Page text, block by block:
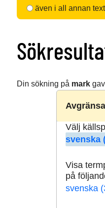
även i all annan text
Din sökning på markgav
Välj
svenska
Visa
på
svenska